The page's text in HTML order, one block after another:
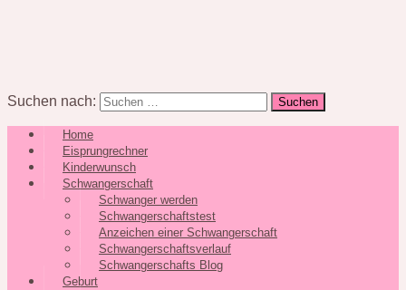
Suchen nach:
Home
Eisprungrechner
Kinderwunsch
Schwangerschaft
Schwanger werden
Schwangerschaftstest
Anzeichen einer Schwangerschaft
Schwangerschaftsverlauf
Schwangerschafts Blog
Geburt